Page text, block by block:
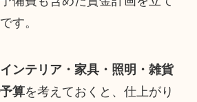
す。
ンテリア・家具・照明・雑貨
算を考えておくと、仕上がり